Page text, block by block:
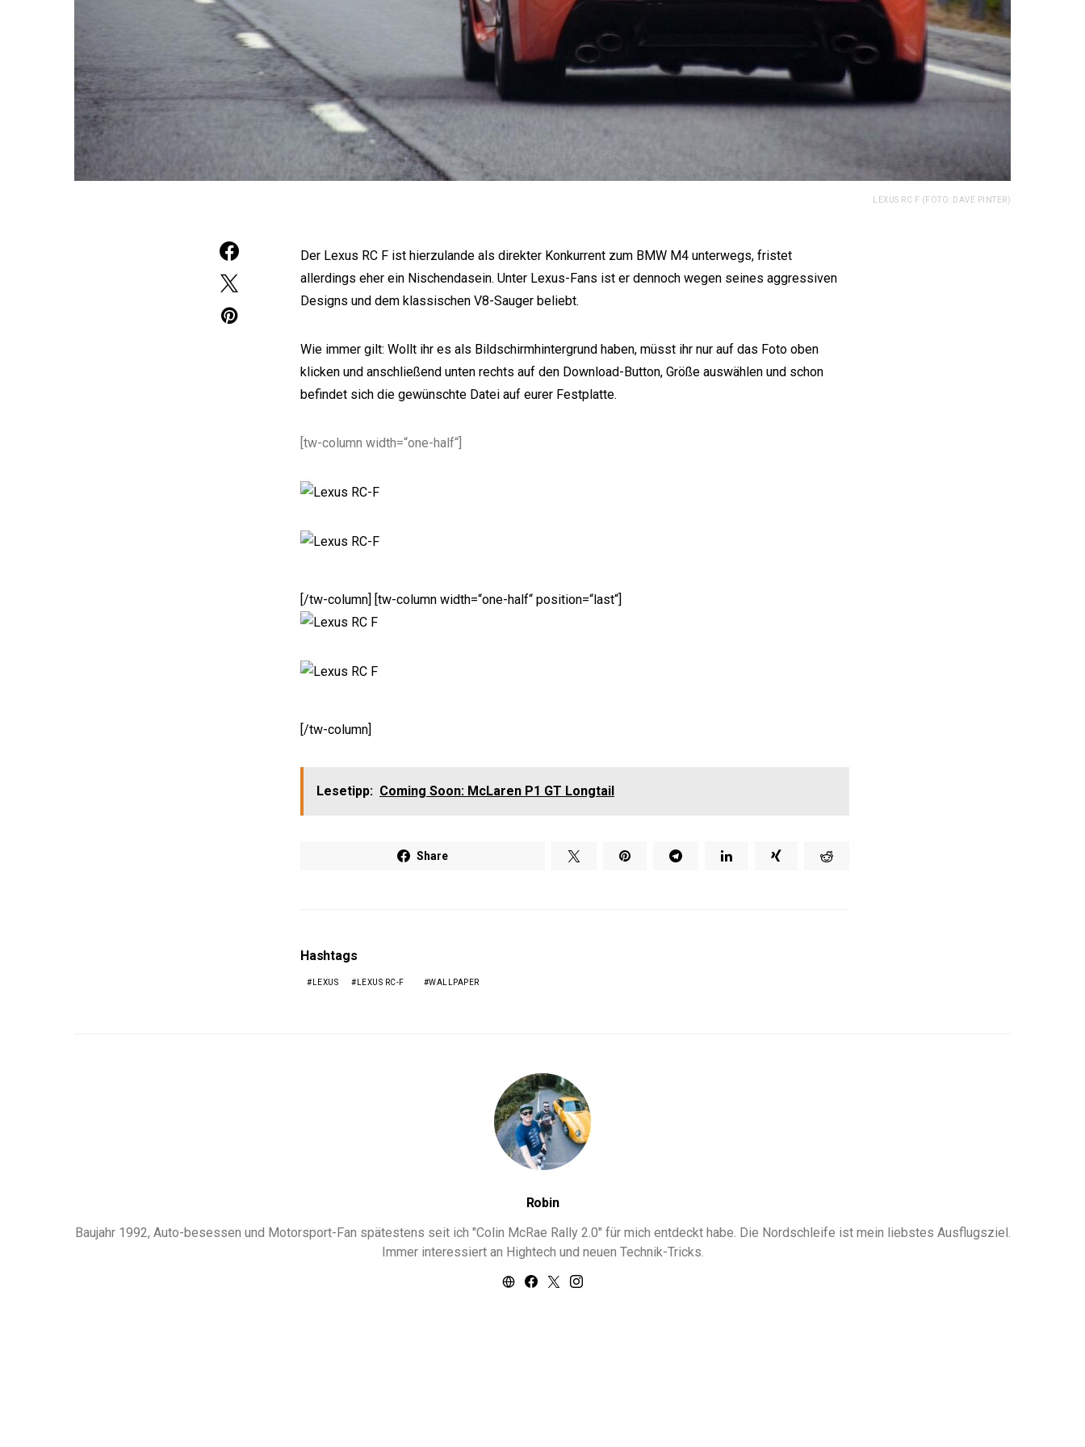
LEXUS RC F (FOTO: DAVE PINTER)
Der Lexus RC F ist hierzulande als direkter Konkurrent zum BMW M4 unterwegs, fristet
allerdings eher ein Nischendasein. Unter Lexus-Fans ist er dennoch wegen seines aggressiven
Designs und dem klassischen V8-Sauger beliebt.
Wie immer gilt: Wollt ihr es als Bildschirmhintergrund haben, müsst ihr nur auf das Foto oben
klicken und anschließend unten rechts auf den Download-Button, Größe auswählen und schon
befindet sich die gewünschte Datei auf eurer Festplatte.
[tw-column width=“one-half“]
[/tw-column] [tw-column width=“one-half“ position=“last“]
[/tw-column]
Lesetipp: Coming Soon: McLaren P1 GT Longtail
Share
Hashtags
LEXUS LEXUS RC-F WALLPAPER
Robin
Baujahr 1992, Auto-besessen und Motorsport-Fan spätestens seit ich "Colin McRae Rally 2.0" für mich entdeckt habe. Die Nordschleife ist mein liebstes Ausflugsziel.
Immer interessiert an Hightech und neuen Technik-Tricks.